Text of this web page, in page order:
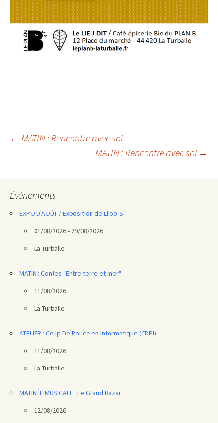
Navigation
← MATIN : Rencontre avec soi
MATIN : Rencontre avec soi →
Évènements
EXPO D'AOÛT / Exposition de Liloo-S
01/08/2026 - 29/08/2026
La Turballe
MATIN : Contes "Entre terre et mer"
11/08/2026
La Turballe
ATELIER : Coup De Pouce en Informatique (CDPI)
11/08/2026
La Turballe
MATINÉE MUSICALE : Le Grand Bazar
12/08/2026